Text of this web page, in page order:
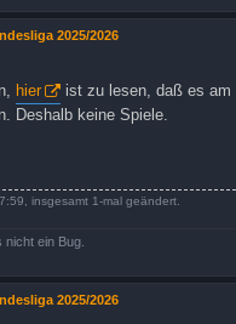
2025/2026
hier
ist zu lesen, daß es am
Deshalb keine Spiele.
insgesamt 1-mal geändert.
ein Bug.
2025/2026